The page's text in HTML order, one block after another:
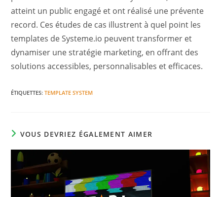
atteint un public engagé et ont réalisé une prévente
record. Ces études de cas illustrent à quel point les
templates de Systeme.io peuvent transformer et
dynamiser une stratégie marketing, en offrant des
solutions accessibles, personnalisables et efficaces.
ÉTIQUETTES:TEMPLATE SYSTEM
VOUS DEVRIEZ ÉGALEMENT AIMER